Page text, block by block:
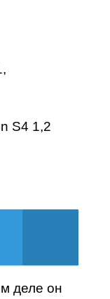
S4 1,2
деле он